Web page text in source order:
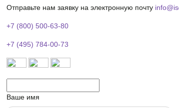
Отправьте нам заявку на электронную почту
+7 (800) 500-63-80
+7 (495) 784-00-73
Ваше имя